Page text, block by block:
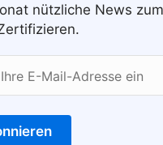
nützliche News
E-Mail-Adresse ein